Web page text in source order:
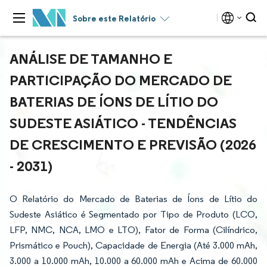
Sobre este Relatório
ANÁLISE DE TAMANHO E
PARTICIPAÇÃO DO MERCADO DE
BATERIAS DE ÍONS DE LÍTIO DO
SUDESTE ASIÁTICO - TENDÊNCIAS
DE CRESCIMENTO E PREVISÃO (2026
- 2031)
O Relatório do Mercado de Baterias de Íons de Lítio do
Sudeste Asiático é Segmentado por Tipo de Produto (LCO,
LFP, NMC, NCA, LMO e LTO), Fator de Forma (Cilíndrico,
Prismático e Pouch), Capacidade de Energia (Até 3.000 mAh,
3.000 a 10.000 mAh, 10.000 a 60.000 mAh e Acima de 60.000